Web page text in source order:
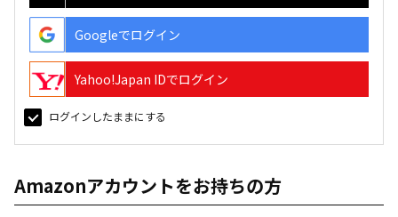
Googleでログイン
Yahoo!Japan IDでログイン
ログインしたままにする
Amazonアカウントをお持ちの方